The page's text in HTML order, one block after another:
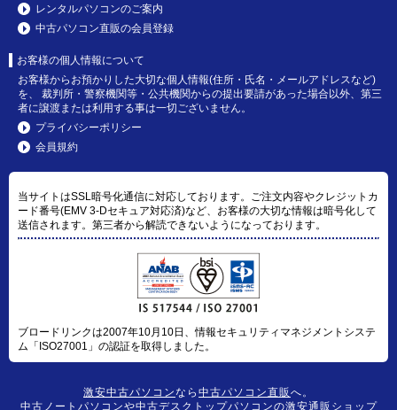
レンタルパソコンのご案内
中古パソコン直販の会員登録
お客様の個人情報について
お客様からお預かりした大切な個人情報(住所・氏名・メールアドレスなど)
を、 裁判所・警察機関等・公共機関からの提出要請があった場合以外、第三
者に譲渡または利用する事は一切ございません。
プライバシーポリシー
会員規約
当サイトはSSL暗号化通信に対応しております。ご注文内容やクレジットカ
ード番号(EMV 3-Dセキュア対応済)など、お客様の大切な情報は暗号化して
送信されます。第三者から解読できないようになっております。
ブロードリンクは2007年10月10日、情報セキュリティマネジメントシステ
ム「ISO27001」の認証を取得しました。
激安中古パソコンなら 中古パソコン直販 へ。
中古ノートパソコンや中古デスクトップパソコンの激安通販ショップ